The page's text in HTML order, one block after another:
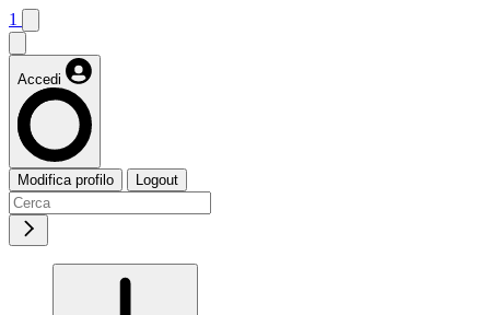
1
Accedi
Modifica profilo Logout